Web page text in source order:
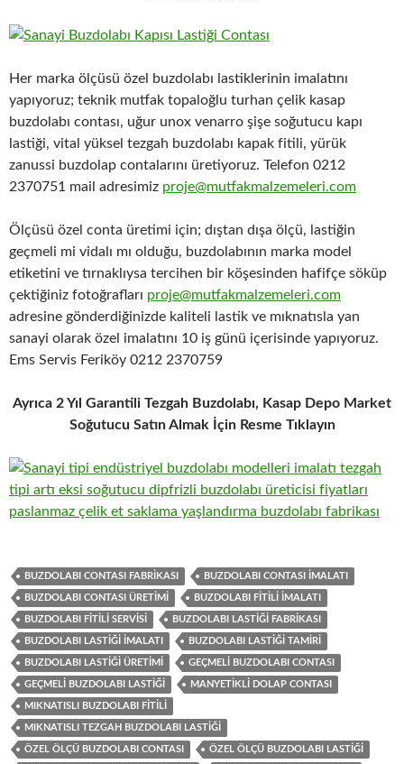
Her marka ölçüsü özel buzdolabı lastiklerinin imalatını
yapıyoruz; teknik mutfak topaloğlu turhan çelik kasap
buzdolabı contası, uğur unox venarro şişe soğutucu kapı
lastiği, vital yüksel tezgah buzdolabı kapak fitili, yürük
zanussi buzdolap contalarını üretiyoruz. Telefon 0212
2370751 mail adresimiz proje@mutfakmalzemeleri.com
Ölçüsü özel conta üretimi için; dıştan dışa ölçü, lastiğin
geçmeli mi vidalı mı olduğu, buzdolabının marka model
etiketini ve tırnaklıysa tercihen bir köşesinden hafifçe söküp
çektiğiniz fotoğrafları proje@mutfakmalzemeleri.com
adresine gönderdiğinizde kaliteli lastik ve mıknatısla yan
sanayi olarak özel imalatını 10 iş günü içerisinde yapıyoruz.
Ems Servis Feriköy 0212 2370759
Ayrıca 2 Yıl Garantili Tezgah Buzdolabı, Kasap Depo Market
Soğutucu Satın Almak İçin Resme Tıklayın
BUZDOLABI CONTASI FABRIKASI BUZDOLABI CONTASI IMALATI
BUZDOLABI CONTASI ÜRETIMI BUZDOLABI FITILI IMALATI
BUZDOLABI FITILI SERVISI BUZDOLABI LASTIĞI FABRIKASI
BUZDOLABI LASTIĞI IMALATI BUZDOLABI LASTIĞI TAMIRI
BUZDOLABI LASTIĞI ÜRETIMI GEÇMELI BUZDOLABI CONTASI
GEÇMELI BUZDOLABI LASTIĞI MANYETIKLI DOLAP CONTASI
MIKNATISLI BUZDOLABI FITILI
MIKNATISLI TEZGAH BUZDOLABI LASTIĞI
ÖZEL ÖLÇÜ BUZDOLABI CONTASI ÖZEL ÖLÇÜ BUZDOLABI LASTIĞI